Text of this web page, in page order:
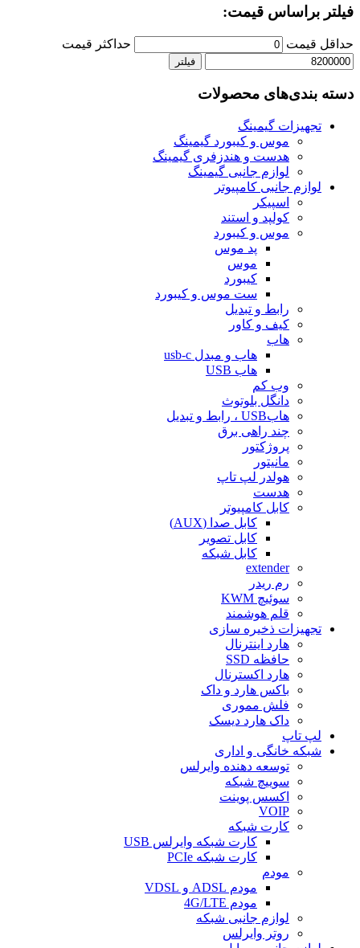
فیلتر براساس قیمت:
حداقل قیمت حداكثر قيمت
فیلتر
دسته بندی‌های محصولات
تجهیزات گیمینگ
موس و کیبورد گیمینگ
هدست و هندزفری گیمینگ
لوازم جانبی گیمینگ
لوازم جانبی کامپیوتر
اسپیکر
کولپد و استند
موس و کیبورد
پد موس
موس
کیبورد
ست موس و کیبورد
رابط و تبدیل
کیف و کاور
هاب
هاب و مبدل usb-c
هاب USB
وب کم
دانگل بلوتوث
هابUSB ، رابط و تبدیل
چند راهی برق
پروژکتور
مانیتور
هولدر لپ تاپ
هدست
کابل کامپیوتر
کابل صدا (AUX)
کابل تصویر
کابل شبکه
extender
رم ریدر
سوئیچ KWM
قلم هوشمند
تجهیزات ذخیره سازی
هارد اینترنال
حافظه SSD
هارد اکسترنال
باکس هارد و داک
فلش مموری
داک هارد دیسک
لپ تاپ
شبکه خانگی و اداری
توسعه دهنده وایرلس
سوییچ شبکه
اکسس پوینت
VOIP
کارت شبکه
کارت شبکه وایرلس USB
کارت شبکه PCIe
مودم
مودم ADSL و VDSL
مودم 4G/LTE
لوازم جانبی شبکه
روتر وایرلس